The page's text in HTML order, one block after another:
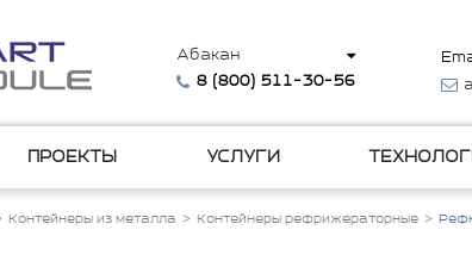
Абакан
8 (800) 511-30-56
ПРОЕКТЫ УСЛУГИ
Контейнеры из металла Контейнеры рефрижераторные